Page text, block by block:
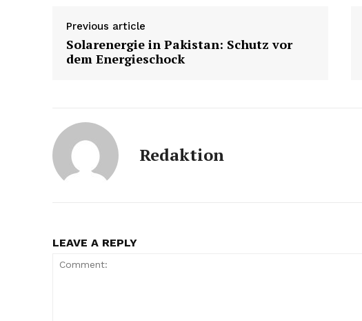
Previous article
Solarenergie in Pakistan: Schutz vor
dem Energieschock
Redaktion
LEAVE A REPLY